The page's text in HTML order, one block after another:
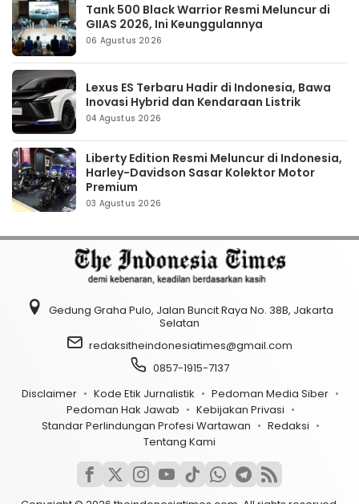
Tank 500 Black Warrior Resmi Meluncur di
GIIAS 2026, Ini Keunggulannya
06 Agustus 2026
Lexus ES Terbaru Hadir di Indonesia, Bawa
Inovasi Hybrid dan Kendaraan Listrik
04 Agustus 2026
Liberty Edition Resmi Meluncur di Indonesia,
Harley-Davidson Sasar Kolektor Motor
Premium
03 Agustus 2026
Gedung Graha Pulo, Jalan Buncit Raya No. 38B, Jakarta
Selatan
redaksitheindonesiatimes@gmail.com
0857-1915-7137
Disclaimer
Kode Etik Jurnalistik
Pedoman Media Siber
Pedoman Hak Jawab
Kebijakan Privasi
Standar Perlindungan Profesi Wartawan
Redaksi
Tentang Kami